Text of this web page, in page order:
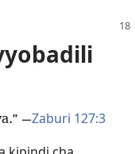
​—Zaburi 127:3